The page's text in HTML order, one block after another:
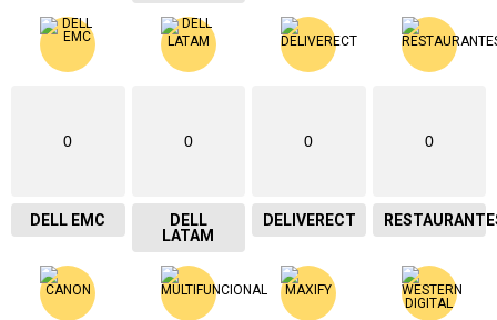
0
DELL EMC
0
DELL
LATAM
0
DELIVERECT
0